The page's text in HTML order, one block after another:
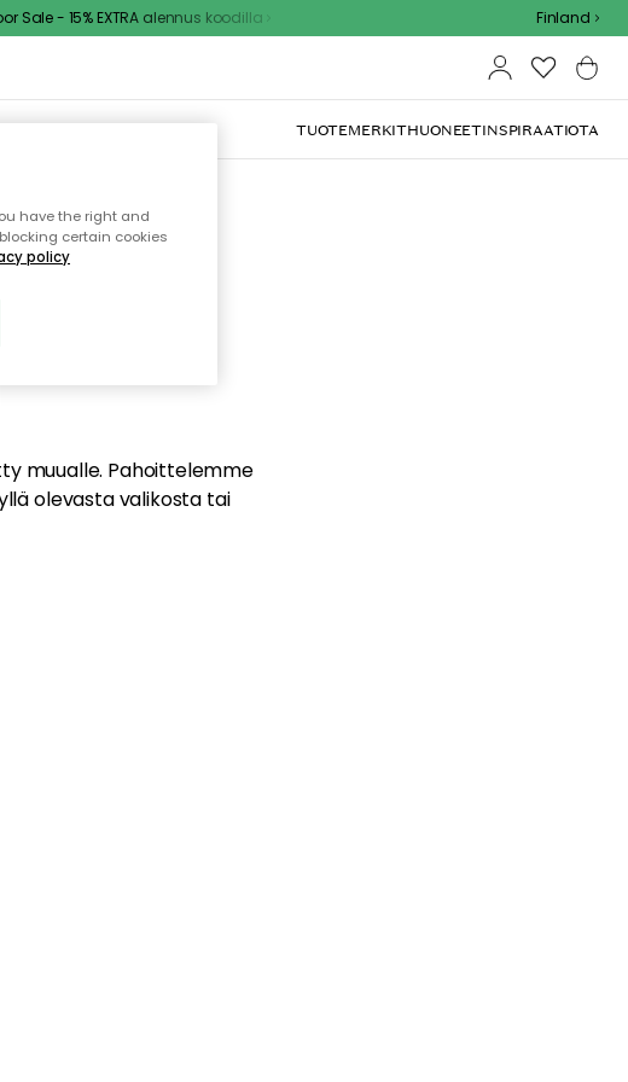
Sale - 15% EXTRA alennus koodilla Finland
TUOTEMERKITHUONEETINSPIRAATIOTA
muualle. Pahoittelemme
olevasta valikosta tai
have the right and
certain cookies
policy